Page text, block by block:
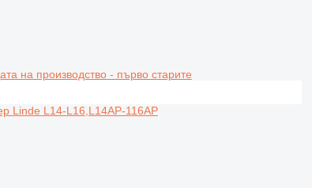
на производство - първо старите